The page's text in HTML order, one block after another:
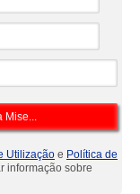
Utilização e Política de
informação sobre